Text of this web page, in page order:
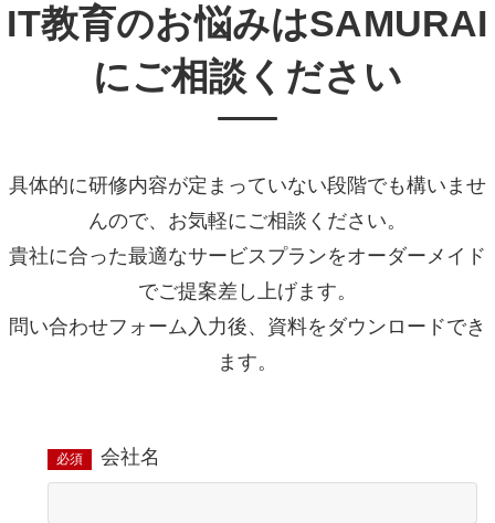
IT教育のお悩みはSAMURAI
にご相談ください
具体的に研修内容が定まっていない段階でも構いませ
んので、お気軽にご相談ください。
貴社に合った最適なサービスプランをオーダーメイド
でご提案差し上げます。
問い合わせフォーム入力後、資料をダウンロードでき
ます。
必須 会社名